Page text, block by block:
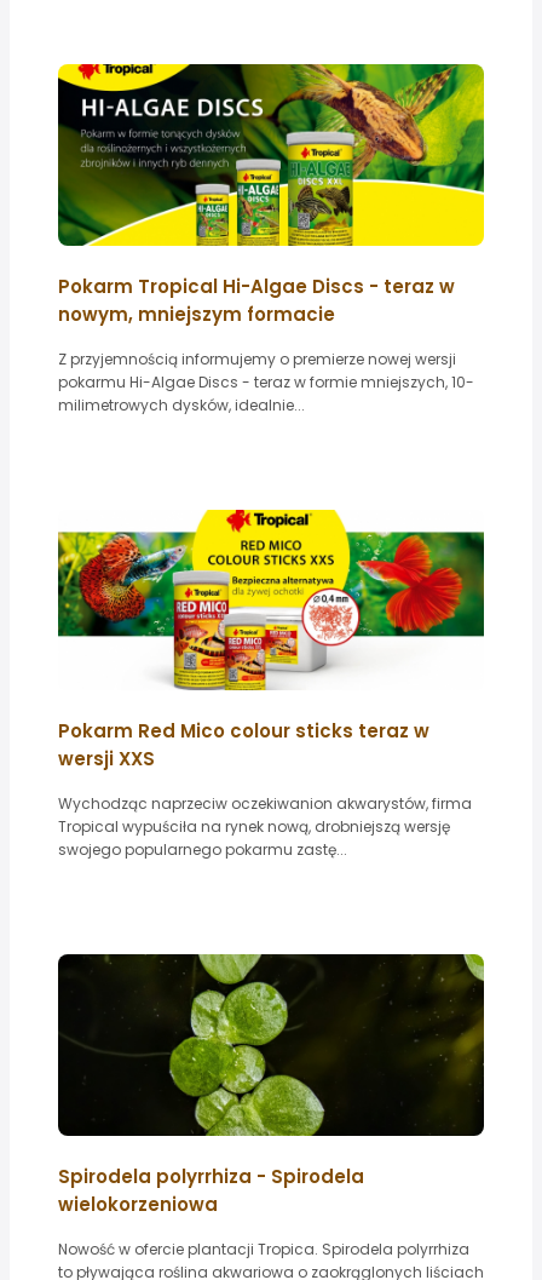
Pokarm Tropical Hi-Algae Discs - teraz w
nowym, mniejszym formacie
Z przyjemnością informujemy o premierze nowej wersji
pokarmu Hi-Algae Discs - teraz w formie mniejszych, 10-
milimetrowych dysków, idealnie...
Pokarm Red Mico colour sticks teraz w
wersji XXS
Wychodząc naprzeciw oczekiwanion akwarystów, firma
Tropical wypuściła na rynek nową, drobniejszą wersję
swojego popularnego pokarmu zastę...
Spirodela polyrrhiza - Spirodela
wielokorzeniowa
Nowość w ofercie plantacji Tropica. Spirodela polyrrhiza
to pływająca roślina akwariowa o zaokrąglonych liściach